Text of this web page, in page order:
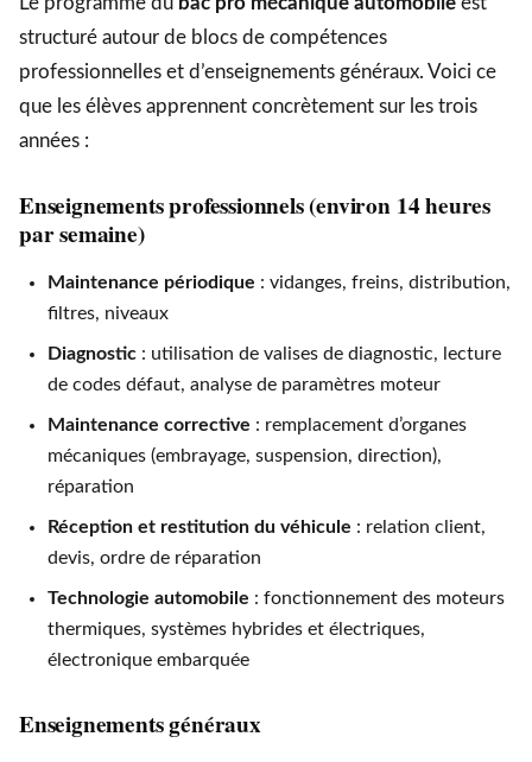
structuré autour de blocs de compétences
professionnelles et d’enseignements généraux. Voici ce
que les élèves apprennent concrètement sur les trois
années :
Enseignements professionnels (environ 14 heures
par semaine)
Maintenance périodique : vidanges, freins, distribution,
filtres, niveaux
Diagnostic : utilisation de valises de diagnostic, lecture
de codes défaut, analyse de paramètres moteur
Maintenance corrective : remplacement d’organes
mécaniques (embrayage, suspension, direction),
réparation
Réception et restitution du véhicule : relation client,
devis, ordre de réparation
Technologie automobile : fonctionnement des moteurs
thermiques, systèmes hybrides et électriques,
électronique embarquée
Enseignements généraux